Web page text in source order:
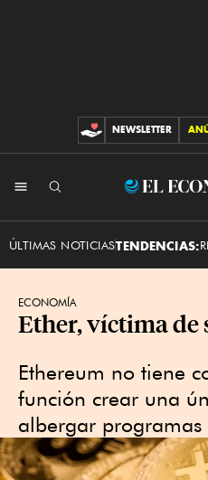
CONTRIBUCIONES
NEWSLETTER
ÚLTIMAS NOTICIASTENDENCIAS:
ECONOMÍA
Ether, víctima de
Ethereum no tiene
función crear una
albergar programas